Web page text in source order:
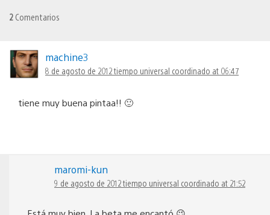
2 Comentarios
machine3
8 de agosto de 2012 tiempo universal coordinado at 06:47
tiene muy buena pintaa!! 🙂
maromi-kun
9 de agosto de 2012 tiempo universal coordinado at 21:52